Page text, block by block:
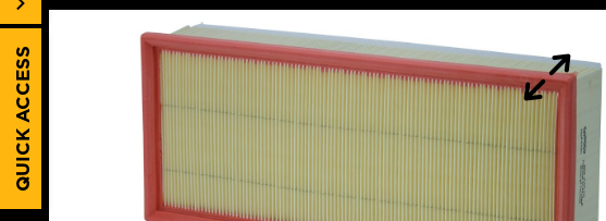
QUICK ACCESS